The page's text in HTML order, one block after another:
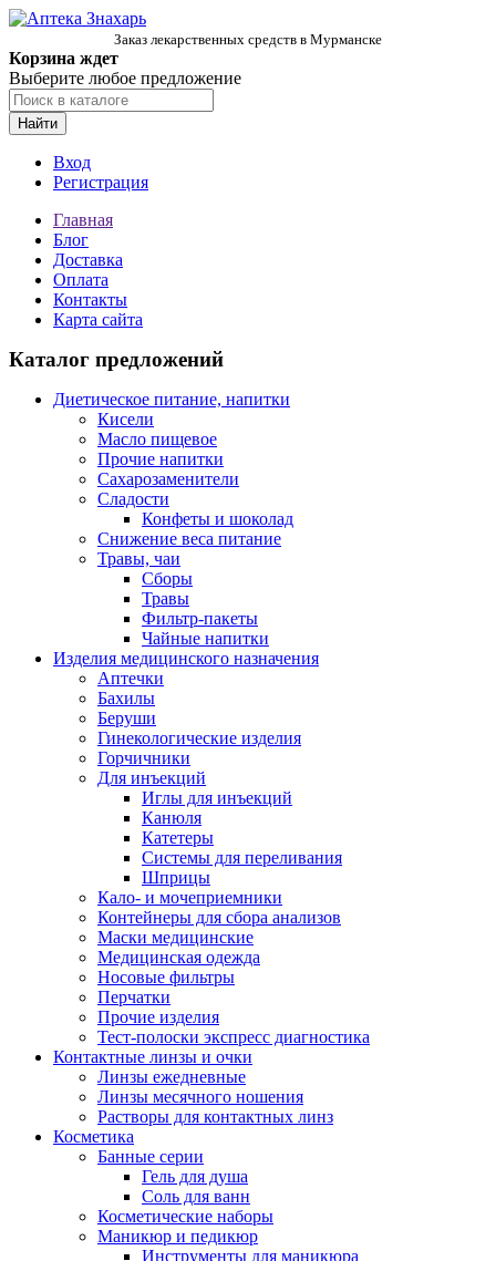
Заказ лекарственных средств в Мурманске
Корзина ждет
Выберите любое предложение
Найти
Вход
Регистрация
Главная
Блог
Доставка
Оплата
Контакты
Карта сайта
Каталог предложений
Диетическое питание, напитки
Кисели
Масло пищевое
Прочие напитки
Сахарозаменители
Сладости
Конфеты и шоколад
Снижение веса питание
Травы, чаи
Сборы
Травы
Фильтр-пакеты
Чайные напитки
Изделия медицинского назначения
Аптечки
Бахилы
Беруши
Гинекологические изделия
Горчичники
Для инъекций
Иглы для инъекций
Канюля
Катетеры
Системы для переливания
Шприцы
Кало- и мочеприемники
Контейнеры для сбора анализов
Маски медицинские
Медицинская одежда
Носовые фильтры
Перчатки
Прочие изделия
Тест-полоски экспресс диагностика
Контактные линзы и очки
Линзы ежедневные
Линзы месячного ношения
Растворы для контактных линз
Косметика
Банные серии
Гель для душа
Соль для ванн
Косметические наборы
Маникюр и педикюр
Инструменты для маникюра